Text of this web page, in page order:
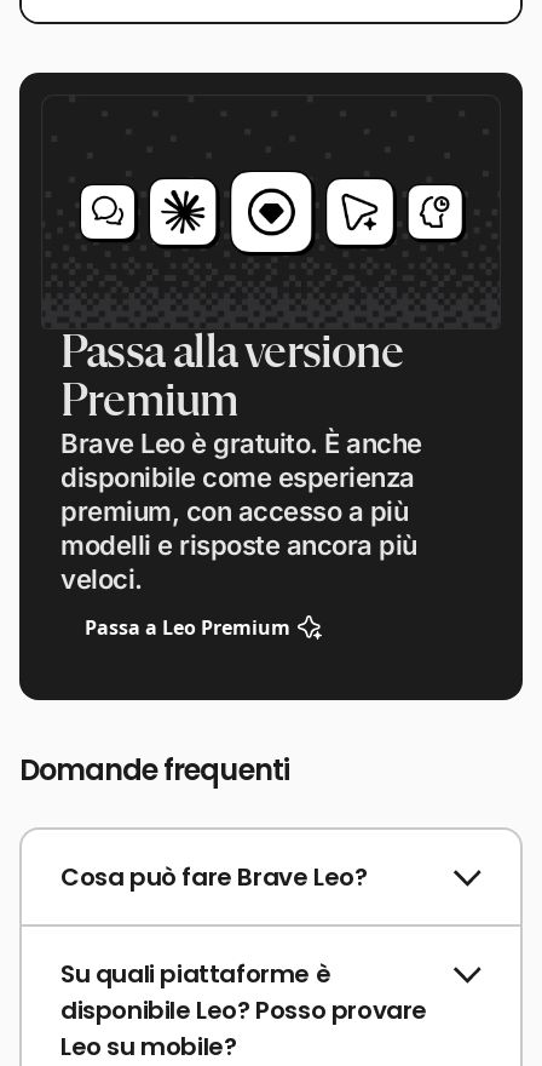
Passa alla versione
Premium
Brave Leo è gratuito. È anche
disponibile come esperienza
premium, con accesso a più
modelli e risposte ancora più
veloci.
Passa a Leo Premium
Domande frequenti
Cosa può fare Brave Leo?
Su quali piattaforme è
disponibile Leo? Posso provare
Leo su mobile?